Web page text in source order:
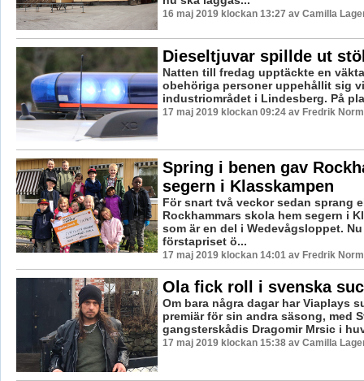
16 maj 2019 klockan 13:27 av Camilla
Dieseltjuvar spillde ut
Natten till fredag upptäckte en
obehöriga personer uppehållit sig
industriområdet i Lindesberg. På
17 maj 2019 klockan 09:24 av Fredrik
Spring i benen gav
segern i Klasskampen
För snart två veckor sedan sprang
Rockhammars skola hem segern i
som är en del i Wedevågsloppet.
förstapriset ö...
17 maj 2019 klockan 14:01 av Fredrik
Ola fick roll i svenska
Om bara några dagar har Viaplays
premiär för sin andra säsong, med
gangsterskådis Dragomir Mrsic i
17 maj 2019 klockan 15:38 av Camilla